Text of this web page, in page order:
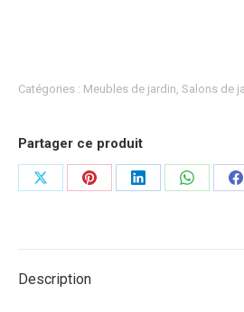
Catégories : Meubles de jardin Salons de
Partager ce produit
PartagerPartagerPartagerPartager
Description